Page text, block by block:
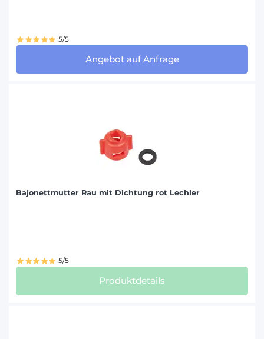
5/5
Angebot auf Anfrage
Bajonettmutter Rau mit Dichtung rot Lechler
5/5
Produktdetails